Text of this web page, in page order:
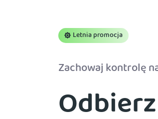
Letnia promocja
Zachowaj kontrolę
Odbierz